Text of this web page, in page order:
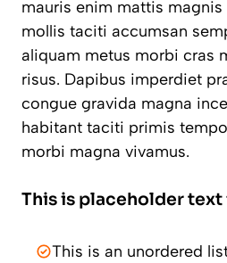
mauris enim mattis
mollis taciti accumsan
aliquam metus morbi cras
risus. Dapibus imperdiet
congue gravida magna
habitant taciti primis
morbi magna vivamus.
This is placeholder text
This is an unordered